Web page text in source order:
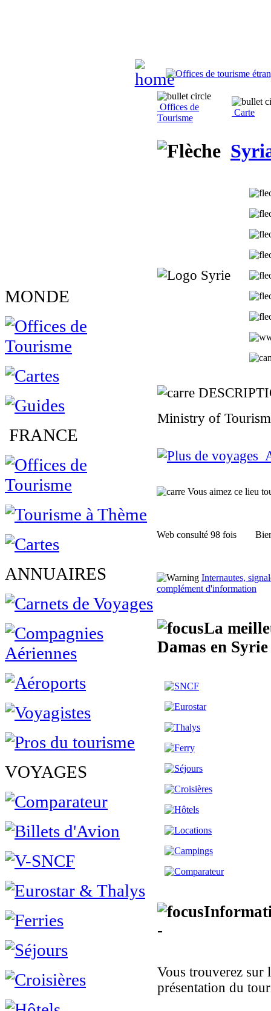
MONDE
FRANCE
ANNUAIRES
VOYAGES
Offices de
Tourisme
Carte
Ministry of
Vous aimez ce lieu
Web consulté 98 fois
Internautes,
complément d'information
La
Damas en Syrie
-
Vous trouverez sur
présentation du